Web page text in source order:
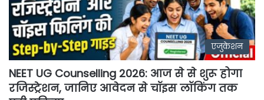
एजुकेशन
NEET UG Counselling 2026: आज से से शुरू होगा
रजिस्ट्रेशन, जानिए आवेदन से चॉइस लॉकिंग तक